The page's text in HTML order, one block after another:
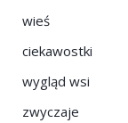
wieś
ciekawostki
wygląd wsi
zwyczaje